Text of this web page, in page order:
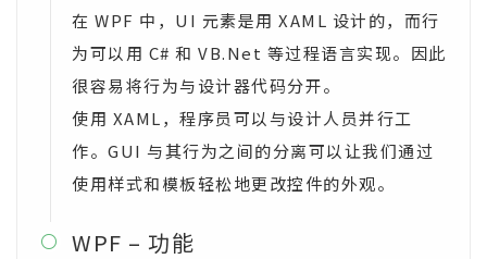
在 WPF 中，UI 元素是用 XAML 设计的，而行
为可以用 C# 和 VB.Net 等过程语言实现。因此
很容易将行为与设计器代码分开。
使用 XAML，程序员可以与设计人员并行工
作。GUI 与其行为之间的分离可以让我们通过
使用样式和模板轻松地更改控件的外观。
 WPF – 功能